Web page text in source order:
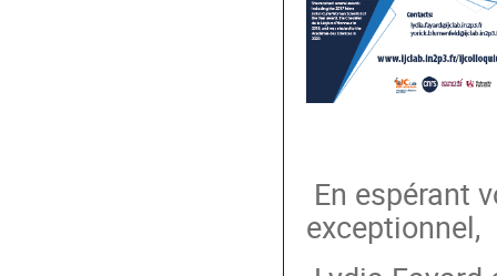
En espérant
exceptionnel,